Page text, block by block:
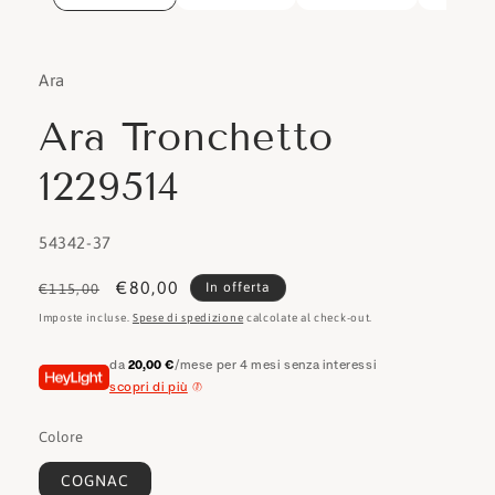
Ara
Ara Tronchetto
1229514
SKU:
54342-37
Prezzo
di
€115,00
Prezzo
scontato
€80,00 In offerta
Imposte incluse. Spese di spedizione calcolate al check-out.
da 20,00 €/mese per 4 mesi senza interessi
scopri di più
Colore
COGNAC